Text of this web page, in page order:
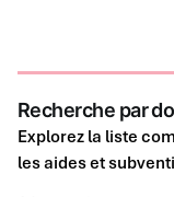
Recherche par
Explorez la liste
les aides et